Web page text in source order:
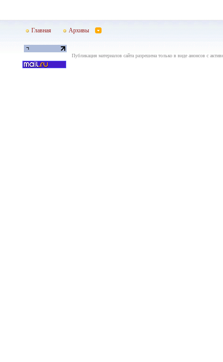
Главная Архивы
Публикация материалов сайта разрешена только в виде анонсов с